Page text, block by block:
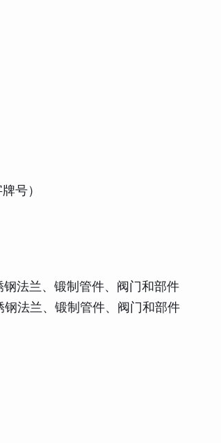
号）
法兰、锻制管件、阀门和部件
法兰、锻制管件、阀门和部件